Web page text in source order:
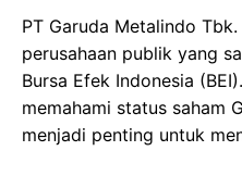
PT Garuda Metalindo
perusahaan publik yang
Bursa Efek Indonesia
memahami status saham
menjadi penting untuk